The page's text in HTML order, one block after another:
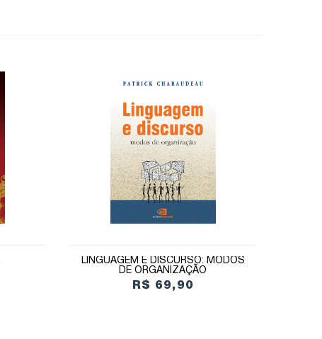
LINGUAGEM E DISCURSO: MODOS
DE ORGANIZAÇÃO
R$ 69,90